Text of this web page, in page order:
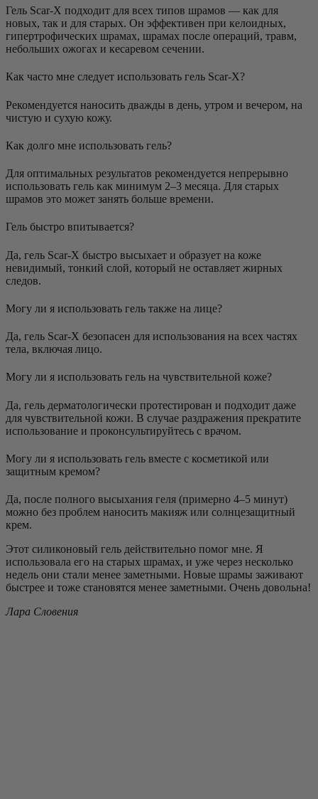
Гель Scar-X подходит для всех типов шрамов — как для
новых, так и для старых. Он эффективен при келоидных,
гипертрофических шрамах, шрамах после операций, травм,
небольших ожогах и кесаревом сечении.
Как часто мне следует использовать гель Scar-X?
Рекомендуется наносить дважды в день, утром и вечером, на
чистую и сухую кожу.
Как долго мне использовать гель?
Для оптимальных результатов рекомендуется непрерывно
использовать гель как минимум 2–3 месяца. Для старых
шрамов это может занять больше времени.
Гель быстро впитывается?
Да, гель Scar-X быстро высыхает и образует на коже
невидимый, тонкий слой, который не оставляет жирных
следов.
Могу ли я использовать гель также на лице?
Да, гель Scar-X безопасен для использования на всех частях
тела, включая лицо.
Могу ли я использовать гель на чувствительной коже?
Да, гель дерматологически протестирован и подходит даже
для чувствительной кожи. В случае раздражения прекратите
использование и проконсультируйтесь с врачом.
Могу ли я использовать гель вместе с косметикой или
защитным кремом?
Да, после полного высыхания геля (примерно 4–5 минут)
можно без проблем наносить макияж или солнцезащитный
крем.
Этот силиконовый гель действительно помог мне. Я
использовала его на старых шрамах, и уже через несколько
недель они стали менее заметными. Новые шрамы заживают
быстрее и тоже становятся менее заметными. Очень довольна!
Лара Словения